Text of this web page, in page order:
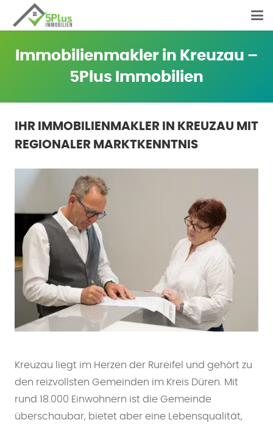
Immobilienmakler in Kreuzau –
5Plus Immobilien
IHR IMMOBILIENMAKLER IN KREUZAU MIT
REGIONALER MARKTKENNTNIS
Kreuzau liegt im Herzen der Rureifel und gehört zu
den reizvollsten Gemeinden im Kreis Düren. Mit
rund 18.000 Einwohnern ist die Gemeinde
überschaubar, bietet aber eine Lebensqualität,